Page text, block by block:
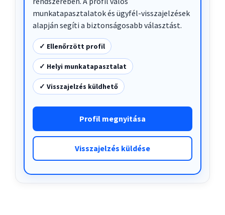
munkatapasztalatok és ügyfél-visszajelzések
alapján segíti a biztonságosabb választást.
✓ Ellenőrzött profil
✓ Helyi munkatapasztalat
✓ Visszajelzés küldhető
Profil megnyitása
Visszajelzés küldése